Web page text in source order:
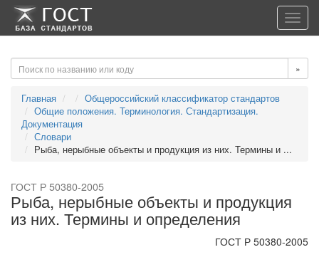
-->-->
»
Главная
Общероссийский классификатор стандартов
Общие положения. Терминология. Стандартизация.
Документация
Словари
Рыба, нерыбные объекты и продукция из них. Термины и ...
ГОСТ Р 50380-2005
Рыба, нерыбные объекты и продукция
из них. Термины и определения
ГОСТ Р 50380-2005